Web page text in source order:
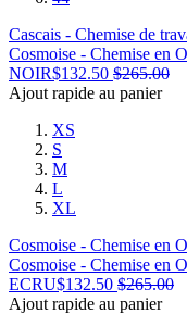
Cascais - Chemise de
Cosmoise - Chemise en
NOIR$132.50 $265.00
Ajout rapide au panier
XS
S
M
L
XL
Cosmoise - Chemise en
Cosmoise - Chemise en
ECRU$132.50 $265.00
Ajout rapide au panier